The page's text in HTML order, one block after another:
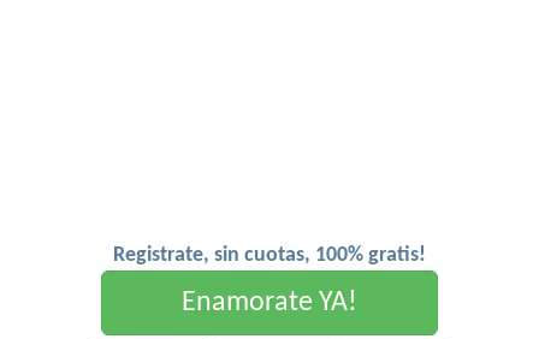
Registrate, sin cuotas, 100% gratis!
Enamorate YA!